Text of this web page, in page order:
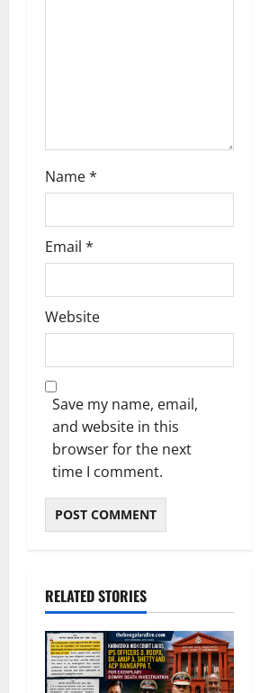
Name*
Email *
Website
Save my name, email,
and website in this
browser for the next
time I comment.
RELATED STORIES